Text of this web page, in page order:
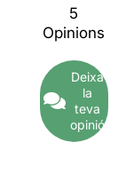
5
Opinions
Deixa
la
teva
opinió